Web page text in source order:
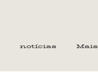
notícias Mais